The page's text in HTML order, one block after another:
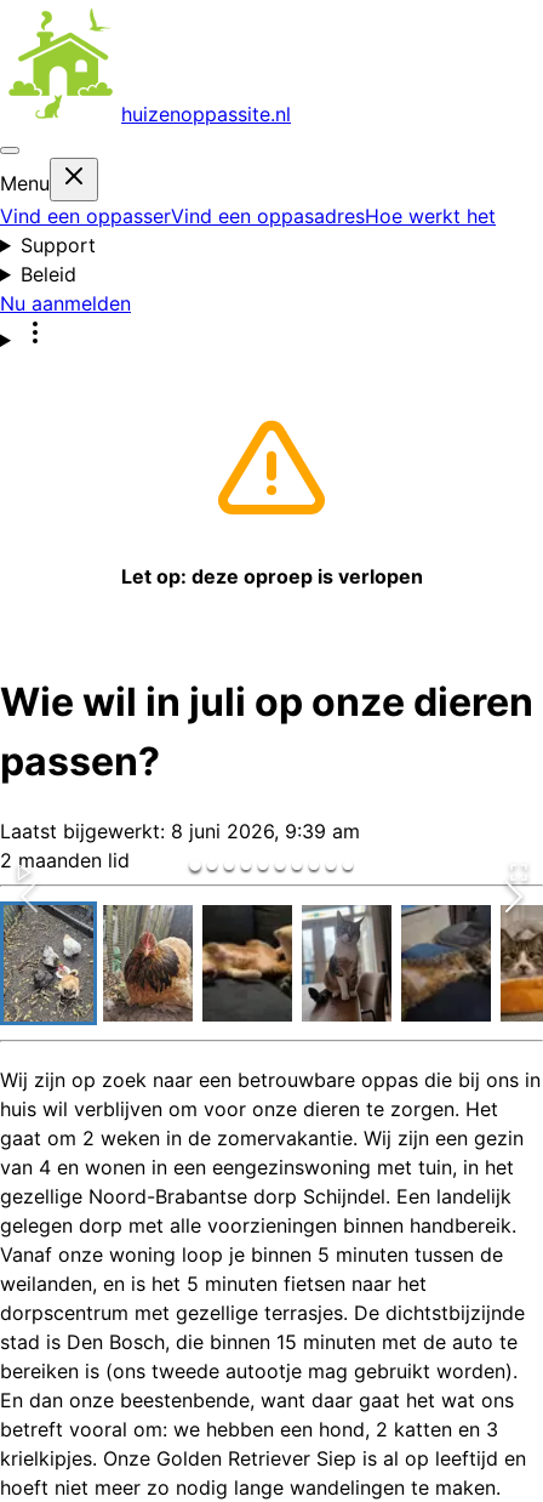
huizenoppassite.nl
Menu
Vind een oppasserVind een oppasadresHoe werkt het
Support
Beleid
Nu aanmelden
Let op: deze oproep is verlopen
Wie wil in juli op onze dieren
passen?
Laatst bijgewerkt: 8 juni 2026, 9:39 am
2 maanden lid
Wij zijn op zoek naar een betrouwbare oppas die bij ons in
huis wil verblijven om voor onze dieren te zorgen. Het
gaat om 2 weken in de zomervakantie. Wij zijn een gezin
van 4 en wonen in een eengezinswoning met tuin, in het
gezellige Noord-Brabantse dorp Schijndel. Een landelijk
gelegen dorp met alle voorzieningen binnen handbereik.
Vanaf onze woning loop je binnen 5 minuten tussen de
weilanden, en is het 5 minuten fietsen naar het
dorpscentrum met gezellige terrasjes. De dichtstbijzijnde
stad is Den Bosch, die binnen 15 minuten met de auto te
bereiken is (ons tweede autootje mag gebruikt worden).
En dan onze beestenbende, want daar gaat het wat ons
betreft vooral om: we hebben een hond, 2 katten en 3
krielkipjes. Onze Golden Retriever Siep is al op leeftijd en
hoeft niet meer zo nodig lange wandelingen te maken.